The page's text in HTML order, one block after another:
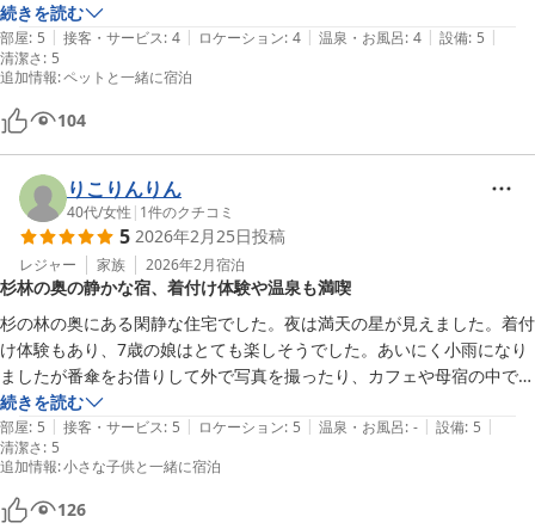
シャワーの水圧も強く、部屋のエアコンもすごく効きます。
目の前にドッグランがあり愛犬も楽しく過ごせました。
桜の季節だったので道中お花見しながら楽しい旅ができました。
是非また来たいと思ういい宿でした。
続きを読む
部屋: 5 | 接客・サービス: 4 | ロケーション: 4 | 温泉・お風呂: 4 | 設備: 5 |
清潔さ: 5
追加情報:ペットと一緒に宿泊
104
りこりんりん
40代/女性 | 1件のクチコミ
5 2026年2月25日投稿
レジャー 家族 2026年2月宿泊
杉林の奥の静かな宿、着付け体験や温泉も満喫
杉の林の奥にある閑静な住宅でした。夜は満天の星が見えました。着付
け体験もあり、7歳の娘はとても楽しそうでした。あいにく小雨になり
ましたが番傘をお借りして外で写真を撮ったり、カフェや母宿の中でも
写真を撮らせていただきました。女将さんの人柄もよく、泊まった米の
蔵の室内もとても快適でした。２階や屋根裏などは11歳の息子は見慣
れないので、社会科見学のようで楽しそうでした。古い家具も綺麗に置
いていて私たちも懐かしい気分にもなりました。寝具はローベッドで寝
心地もよく清潔で快適でした。
続きを読む
部屋: 5 | 接客・サービス: 5 | ロケーション: 5 | 温泉・お風呂: - | 設備: 5 |
清潔さ: 5
追加情報:小さな子供と一緒に宿泊
126